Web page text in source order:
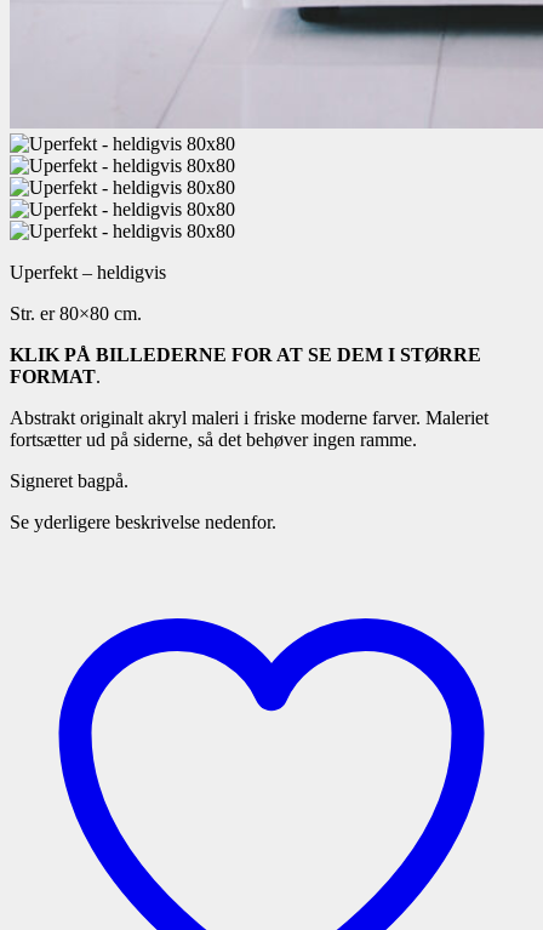
Uperfekt – heldigvis
Str. er 80×80 cm.
KLIK PÅ BILLEDERNE FOR AT SE DEM I STØRRE
FORMAT.
Abstrakt originalt akryl maleri i friske moderne farver. Maleriet
fortsætter ud på siderne, så det behøver ingen ramme.
Signeret bagpå.
Se yderligere beskrivelse nedenfor.